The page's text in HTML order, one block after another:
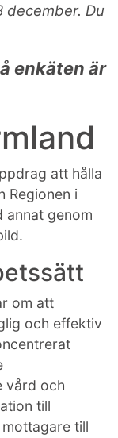
december. Du
enkäten är
att hålla
Regionen i
annat genom
om att
och effektiv
vård och
till
till